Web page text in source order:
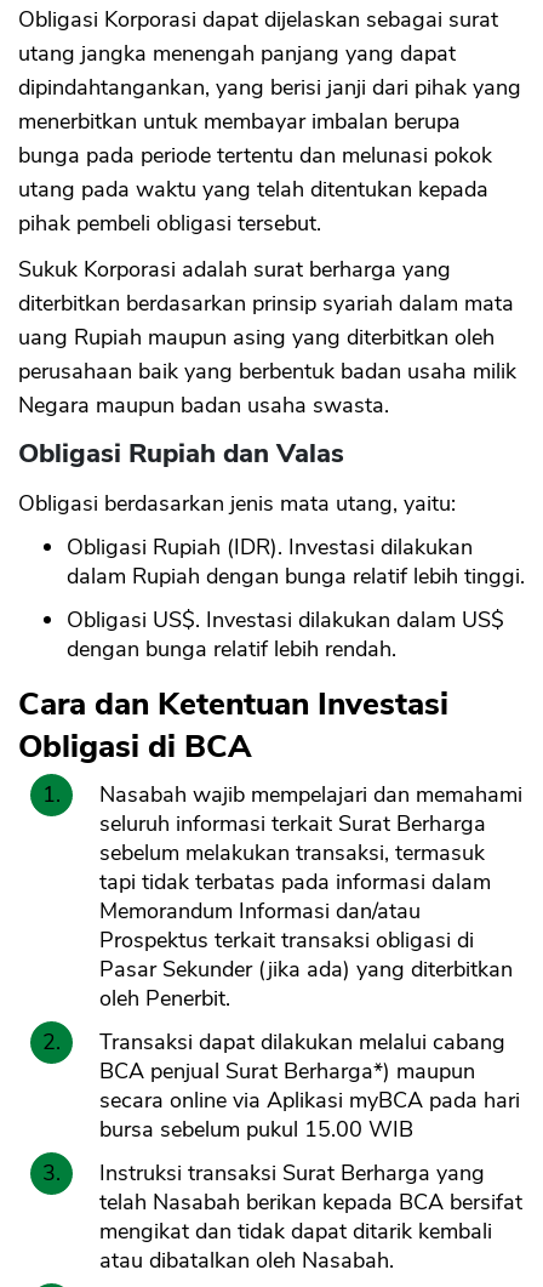
Obligasi Korporasi dapat dijelaskan sebagai surat
utang jangka menengah panjang yang dapat
dipindahtangankan, yang berisi janji dari pihak yang
menerbitkan untuk membayar imbalan berupa
bunga pada periode tertentu dan melunasi pokok
utang pada waktu yang telah ditentukan kepada
pihak pembeli obligasi tersebut.
Sukuk Korporasi adalah surat berharga yang
diterbitkan berdasarkan prinsip syariah dalam mata
uang Rupiah maupun asing yang diterbitkan oleh
perusahaan baik yang berbentuk badan usaha milik
Negara maupun badan usaha swasta.
Obligasi Rupiah dan Valas
Obligasi berdasarkan jenis mata utang, yaitu:
Obligasi Rupiah (IDR). Investasi dilakukan
dalam Rupiah dengan bunga relatif lebih tinggi.
Obligasi US$. Investasi dilakukan dalam US$
dengan bunga relatif lebih rendah.
Cara dan Ketentuan Investasi
Obligasi di BCA
Nasabah wajib mempelajari dan memahami
seluruh informasi terkait Surat Berharga
sebelum melakukan transaksi, termasuk
tapi tidak terbatas pada informasi dalam
Memorandum Informasi dan/atau
Prospektus terkait transaksi obligasi di
Pasar Sekunder (jika ada) yang diterbitkan
oleh Penerbit.
Transaksi dapat dilakukan melalui cabang
BCA penjual Surat Berharga*) maupun
secara online via Aplikasi myBCA pada hari
bursa sebelum pukul 15.00 WIB
Instruksi transaksi Surat Berharga yang
telah Nasabah berikan kepada BCA bersifat
mengikat dan tidak dapat ditarik kembali
atau dibatalkan oleh Nasabah.